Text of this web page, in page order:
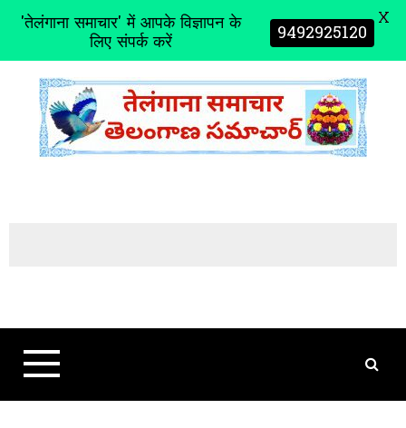
t
'तेलंगाना समाचार' में आपके विज्ञापन के
लिए संपर्क करें 9492925120 X